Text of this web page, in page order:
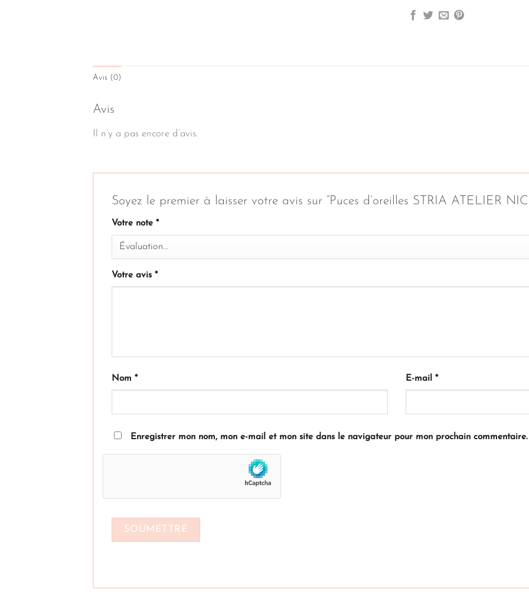
Avis (0)
Avis
Il n’y a pas encore d’avis.
Soyez le premier à laisser votre avis sur “Puces d’oreilles STRIA ATELIER
Votre note *
Votre avis *
Nom * E-mail *
Enregistrer mon nom, mon e-mail et mon site dans le navigateur pour mon prochain commentaire.